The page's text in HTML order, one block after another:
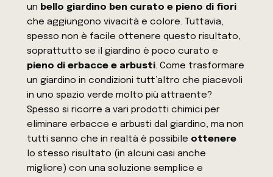
un bello giardino ben curato e pieno di fiori
che aggiungono vivacità e colore. Tuttavia,
spesso non è facile ottenere questo risultato,
soprattutto se il giardino è poco curato e
pieno di erbacce e arbusti. Come trasformare
un giardino in condizioni tutt’altro che piacevoli
in uno spazio verde molto più attraente?
Spesso si ricorre a vari prodotti chimici per
eliminare erbacce e arbusti dal giardino, ma non
tutti sanno che in realtà è possibile ottenere
lo stesso risultato (in alcuni casi anche
migliore) con una soluzione semplice e